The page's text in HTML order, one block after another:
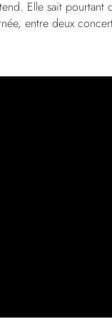
Elle sait pourtant
entre deux